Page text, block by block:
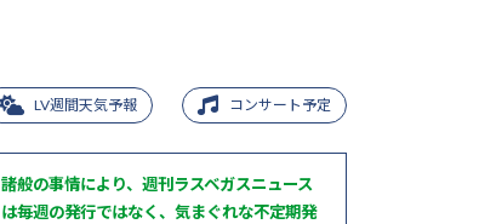
LV週間天気予報 コンサート予定
諸般の事情により、週刊ラスベガスニュース
は毎週の発行ではなく、気まぐれな不定期発